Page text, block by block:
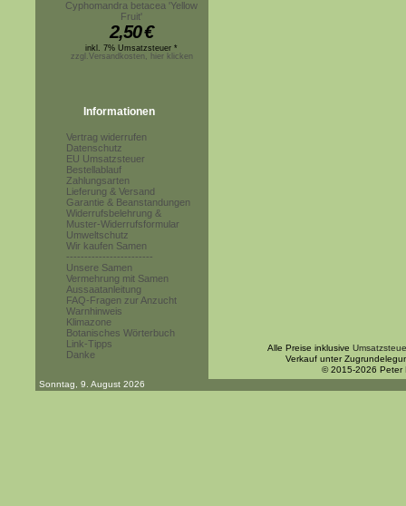
Cyphomandra betacea 'Yellow
Fruit'
2,50€
inkl. 7% Umsatzsteuer *
zzgl.Versandkosten, hier klicken
Informationen
Vertrag widerrufen
Datenschutz
EU Umsatzsteuer
Bestellablauf
Zahlungsarten
Lieferung & Versand
Garantie & Beanstandungen
Widerrufsbelehrung &
Muster-Widerrufsformular
Umweltschutz
Wir kaufen Samen
------------------------
Unsere Samen
Vermehrung mit Samen
Aussaatanleitung
FAQ-Fragen zur Anzucht
Warnhinweis
Klimazone
Botanisches Wörterbuch
Link-Tipps
Danke
Alle Preise inklusive
Verkauf unter
© 2015-2026 Peter
Sonntag, 9. August 2026